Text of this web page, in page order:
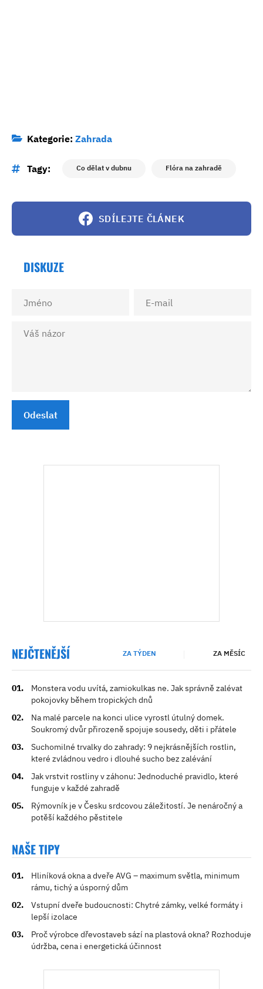
Kategorie: Zahrada
Tagy: Co dělat v dubnu Flóra na zahradě
SDÍLEJTE ČLÁNEK
DISKUZE
Odeslat
NEJČTENĚJŠÍ ZA TÝDEN ZA MĚSÍC
Monstera vodu uvítá, zamiokulkas ne. Jak správně zalévat
pokojovky během tropických dnů
Na malé parcele na konci ulice vyrostl útulný domek.
Soukromý dvůr přirozeně spojuje sousedy, děti i přátele
Suchomilné trvalky do zahrady: 9 nejkrásnějších rostlin,
které zvládnou vedro i dlouhé sucho bez zalévání
Jak vrstvit rostliny v záhonu: Jednoduché pravidlo, které
funguje v každé zahradě
Rýmovník je v Česku srdcovou záležitostí. Je nenáročný a
potěší každého pěstitele
NAŠE TIPY
Hliníková okna a dveře AVG – maximum světla, minimum
rámu, tichý a úsporný dům
Vstupní dveře budoucnosti: Chytré zámky, velké formáty i
lepší izolace
Proč výrobce dřevostaveb sází na plastová okna? Rozhoduje
údržba, cena i energetická účinnost